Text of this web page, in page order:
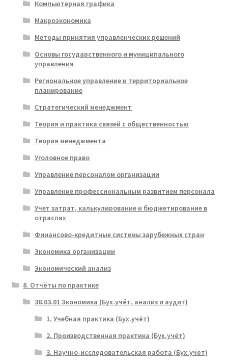
Компьютерная графика
Макроэкономика
Методы принятия управленческих решений
Основы государственного и муниципального
управления
Региональное управление и территориальное
планирование
Стратегический менеджмент
Теория и практика связей с общественностью
Теория менеджмента
Уголовное право
Управление персоналом организации
Управление профессиональным развитием персонала
Учет затрат, калькулирование и бюджетирование в
отраслях
Финансово-кредитные системы зарубежных стран
Экономика организации
Экономический анализ
8. Отчёты по практике
38.03.01 Экономика (Бух.учёт, анализ и аудит)
1. Учебная практика (Бух.учёт)
2. Производственная практика (Бух.учёт)
3. Научно-исследовательская работа (Бух.учёт)